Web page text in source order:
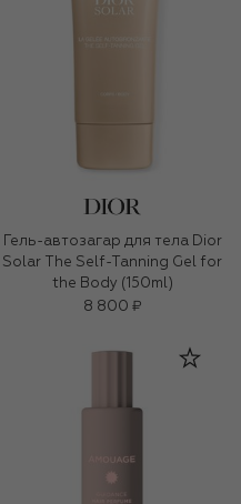
Гель-автозагар для тела Dior
Solar The Self-Tanning Gel for
the Body (150ml)
8 800 ₽